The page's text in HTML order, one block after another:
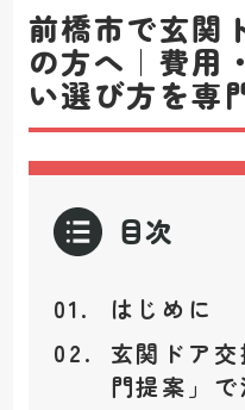
前橋市で玄関
の方へ｜費用
い選び方を専
目次
はじめに
玄関ドア
門提案」